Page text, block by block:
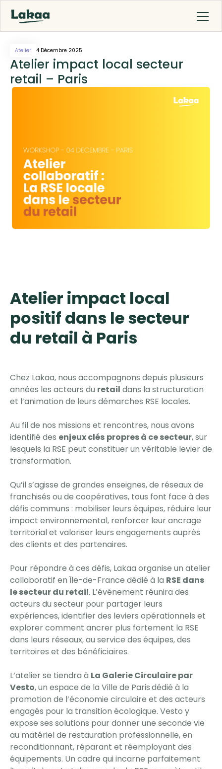
Atelier 4 Décembre 2025
Atelier impact local secteur
retail – Paris
Atelier impact local
positif dans le secteur
du retail à Paris
Chez Lakaa, nous accompagnons depuis plusieurs
années les acteurs du retail dans la structuration
et l’animation de leurs démarches RSE locales.
Au fil de nos missions et rencontres, nous avons
identifié des enjeux clés propres à ce secteur, sur
lesquels la RSE peut constituer un véritable levier de
transformation.
Qu’il s’agisse de grandes enseignes, de réseaux de
franchisés ou de coopératives, tous font face à des
défis communs : mobiliser leurs équipes, réduire leur
impact environnemental, renforcer leur ancrage
territorial et valoriser leurs engagements auprès
des clients et des partenaires.
Pour répondre à ces défis, Lakaa organise un atelier
collaboratif en Île-de-France dédié à la RSE dans
le secteur du retail. L’événement réunira des
acteurs du secteur pour partager leurs
expériences, identifier des leviers opérationnels et
explorer comment ancrer plus fortement la RSE
dans leurs réseaux, au service des équipes, des
territoires et des bénéficiaires.
L’atelier se tiendra à La Galerie Circulaire par
Vesto, un espace de la Ville de Parisdédié à la
promotion de l’économie circulaire et des acteurs
engagés pour la transition écologique. Vesto y
expose ses solutions pour donner une seconde vie
au matériel de restauration professionnelle, en
reconditionnant, réparant et réemployant des
équipements. Un cadre qui incarne parfaitement